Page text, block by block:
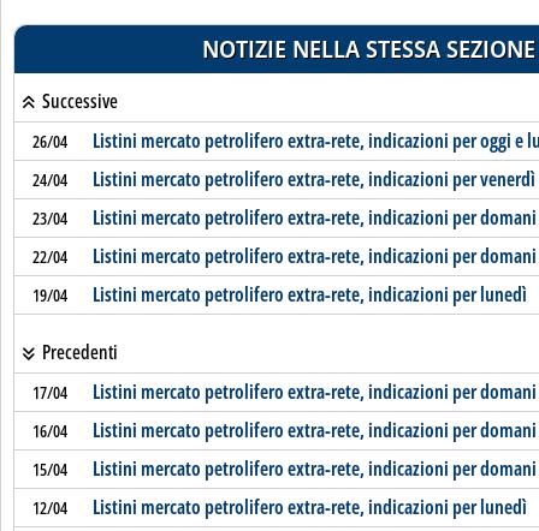
NOTIZIE NELLA STESSA SEZIONE
Successive
26/04 Listini mercato petrolifero extra-rete, indicazioni per oggi e
24/04 Listini mercato petrolifero extra-rete, indicazioni per venerdì
23/04 Listini mercato petrolifero extra-rete, indicazioni per domani
22/04 Listini mercato petrolifero extra-rete, indicazioni per domani
19/04 Listini mercato petrolifero extra-rete, indicazioni per lunedì
Precedenti
17/04 Listini mercato petrolifero extra-rete, indicazioni per domani
16/04 Listini mercato petrolifero extra-rete, indicazioni per domani
15/04 Listini mercato petrolifero extra-rete, indicazioni per domani
12/04 Listini mercato petrolifero extra-rete, indicazioni per lunedì